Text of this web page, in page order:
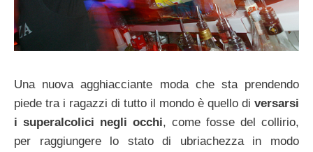
Una nuova agghiacciante moda che sta prendendo
piede tra i ragazzi di tutto il mondo è quello di versarsi
i superalcolici negli occhi, come fosse del collirio,
per raggiungere lo stato di ubriachezza in modo